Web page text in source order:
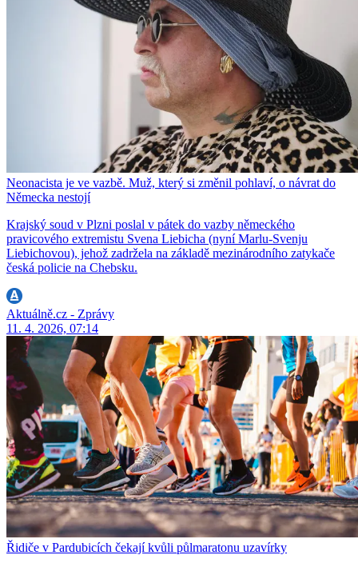
Neonacista je ve vazbě. Muž, který si změnil pohlaví, o návrat do
Německa nestojí
Krajský soud v Plzni poslal v pátek do vazby německého
pravicového extremistu Svena Liebicha (nyní Marlu-Svenju
Liebichovou), jehož zadržela na základě mezinárodního zatykače
česká policie na Chebsku.
Aktuálně.cz - Zprávy
11. 4. 2026, 07:14
Řidiče v Pardubicích čekají kvůli půlmaratonu uzavírky